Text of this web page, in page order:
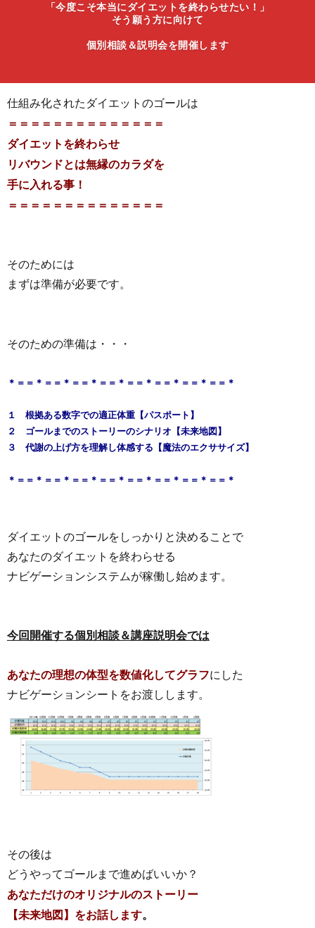
「今度こそ本当にダイエットを終わらせたい！」
そう願う方に向けて
個別相談＆説明会を開催します
仕組み化されたダイエットのゴールは
＝＝＝＝＝＝＝＝＝＝＝＝＝＝
ダイエットを終わらせ
リバウンドとは無縁のカラダを
手に入れる事！
＝＝＝＝＝＝＝＝＝＝＝＝＝＝
そのためには
まずは準備が必要です。
そのための準備は・・・
＊＝＝＊＝＝＊＝＝＊＝＝＊＝＝＊＝＝＊＝＝＊＝＝＊
１ 根拠ある数字での適正体重【パスポート】
２ ゴールまでのストーリーのシナリオ【未来地図】
３ 代謝の上げ方を理解し体感する【魔法のエクササイズ】
＊＝＝＊＝＝＊＝＝＊＝＝＊＝＝＊＝＝＊＝＝＊＝＝＊
ダイエットのゴールをしっかりと決めることで
あなたのダイエットを終わらせる
ナビゲーションシステムが稼働し始めます。
今回開催する個別相談＆講座説明会では
あなたの理想の体型を数値化してグラフにした
ナビゲーションシートをお渡しします。
その後は
どうやってゴールまで進めばいいか？
あなただけのオリジナルのストーリー
【未来地図】をお話します。